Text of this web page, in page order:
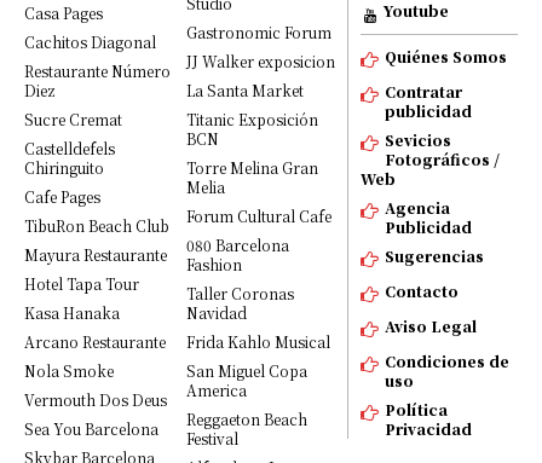
Casa Pages
Cachitos Diagonal
Restaurante Número
Diez
Sucre Cremat
Castelldefels
Chiringuito
Cafe Pages
TibuRon Beach Club
Mayura Restaurante
Hotel Tapa Tour
Kasa Hanaka
Arcano Restaurante
Nola Smoke
Vermouth Dos Deus
Sea You Barcelona
Skybar Barcelona
Gastronomic Forum
JJ Walker exposicion
La Santa Market
Titanic Exposición
BCN
Torre Melina Gran
Melia
Forum Cultural Cafe
080 Barcelona
Fashion
Taller Coronas
Navidad
Frida Kahlo Musical
San Miguel Copa
America
Reggaeton Beach
Festival
Youtube
Quiénes Somos
Contratar
publicidad
Sevicios
Fotográficos /
Web
Agencia
Publicidad
Sugerencias
Contacto
Aviso Legal
Condiciones de
uso
Política
Privacidad